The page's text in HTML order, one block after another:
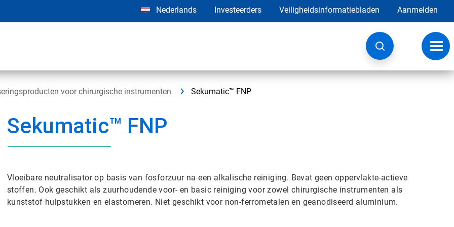
Nederlands Investeerders Veiligheidsinformatiebladen Aanmelden
voor chirurgische instrumenten Sekumatic™ FNP
Sekumatic™ FNP
Vloeibare neutralisator op basis van fosforzuur na een alkalische reiniging. Bevat geen oppervlakte-actieve
stoffen. Ook geschikt als zuurhoudende voor- en basic reiniging voor zowel chirurgische instrumenten als
kunststof hulpstukken en elastomeren. Niet geschikt voor non-ferrometalen en geanodiseerd aluminium.